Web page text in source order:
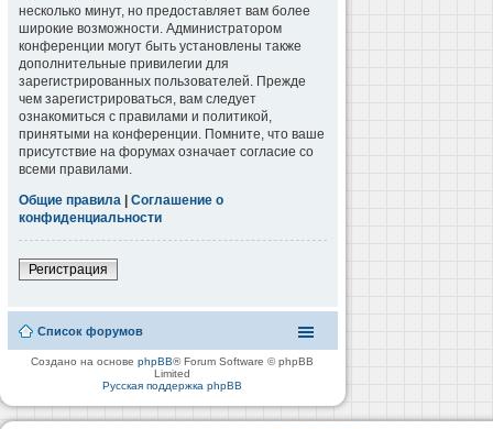
несколько минут, но предоставляет вам более
широкие возможности. Администратором
конференции могут быть установлены также
дополнительные привилегии для
зарегистрированных пользователей. Прежде
чем зарегистрироваться, вам следует
ознакомиться с правилами и политикой,
принятыми на конференции. Помните, что ваше
присутствие на форумах означает согласие со
всеми правилами.
Общие правила | Соглашение о
конфиденциальности
Регистрация
Список форумов
Создано на основеphpBB® Forum Software © phpBB
Limited
Русская поддержка phpBB